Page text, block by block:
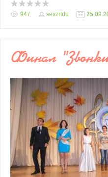
947 sevzrtdu
Финал